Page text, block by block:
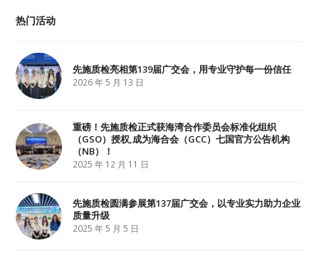
t
t b
热门活动
先施质检亮相第139届广交会，用专业守护每一份信任
2026 年 5 月 13 日
重磅！先施质检正式获海湾合作委员会标准化组织
（GSO）授权,成为海合会（GCC）七国官方公告机构
（NB）！
2025 年 12 月 11 日
先施质检圆满参展第137届广交会，以专业实力助力企业
质量升级
2025 年 5 月 5 日